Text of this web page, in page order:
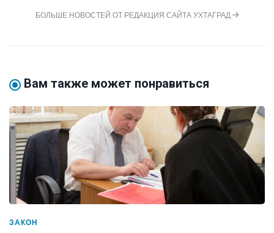
БОЛЬШЕ НОВОСТЕЙ ОТ РЕДАКЦИЯ САЙТА УХТАГРАД
Вам также может понравиться
ЗАКОН